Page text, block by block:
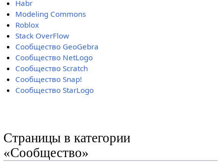
Habr
Modeling Commons
Roblox
Stack OverFlow
Сообщество GeoGebra
Сообщество NetLogo
Сообщество Scratch
Сообщество Snap!
Сообщество StarLogo
Страницы в категории
«Сообщество»